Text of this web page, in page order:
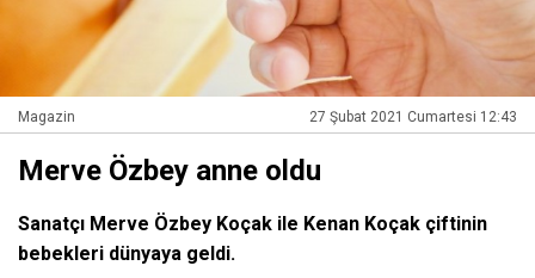
Magazin 27 Şubat 2021 Cumartesi 12:43
Merve Özbey anne oldu
Sanatçı Merve Özbey Koçak ile Kenan Koçak çiftinin
bebekleri dünyaya geldi.